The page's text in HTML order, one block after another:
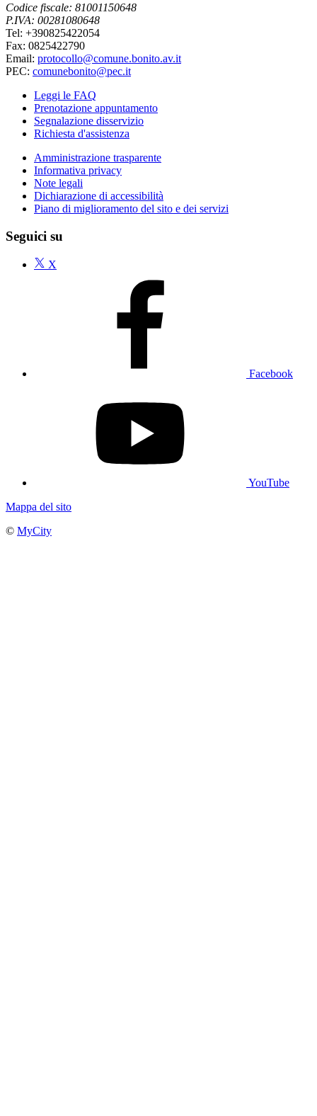
Codice fiscale: 81001150648
P.IVA: 00281080648
Tel: +390825422054
Fax: 0825422790
Email: protocollo@comune.bonito.av.it
PEC: comunebonito@pec.it
Leggi le FAQ
Prenotazione appuntamento
Segnalazione disservizio
Richiesta d'assistenza
Amministrazione trasparente
Informativa privacy
Note legali
Dichiarazione di accessibilità
Piano di miglioramento del sito e dei servizi
Seguici su
X
Facebook
YouTube
Mappa del sito
© MyCity